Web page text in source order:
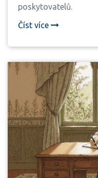
poskytovatelů.
Číst více